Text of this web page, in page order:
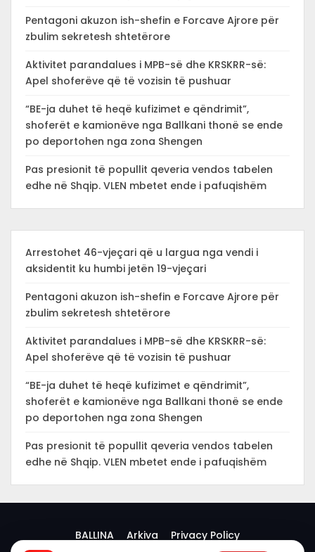
Pentagoni akuzon ish-shefin e Forcave Ajrore për
zbulim sekretesh shtetërore
Aktivitet parandalues i MPB-së dhe KRSKRR-së:
Apel shoferëve që të vozisin të pushuar
“BE-ja duhet të heqë kufizimet e qëndrimit”,
shoferët e kamionëve nga Ballkani thonë se ende
po deportohen nga zona Shengen
Pas presionit të popullit qeveria vendos tabelen
edhe në Shqip. VLEN mbetet ende i pafuqishëm
Arrestohet 46-vjeçari që u largua nga vendi i
aksidentit ku humbi jetën 19-vjeçari
Pentagoni akuzon ish-shefin e Forcave Ajrore për
zbulim sekretesh shtetërore
Aktivitet parandalues i MPB-së dhe KRSKRR-së:
Apel shoferëve që të vozisin të pushuar
“BE-ja duhet të heqë kufizimet e qëndrimit”,
shoferët e kamionëve nga Ballkani thonë se ende
po deportohen nga zona Shengen
Pas presionit të popullit qeveria vendos tabelen
edhe në Shqip. VLEN mbetet ende i pafuqishëm
BALLINA Arkiva Privacy Policy